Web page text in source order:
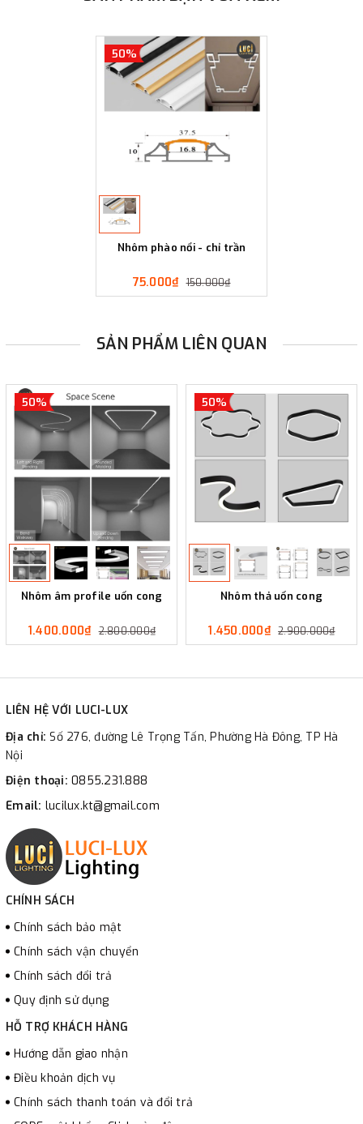
50%
Nhôm phào nổi - chỉ trần
75.000₫ 150.000₫
SẢN PHẨM LIÊN QUAN
50%
Nhôm âm profile uốn cong
1.400.000₫ 2.800.000₫
50%
Nhôm thả uốn cong
1.450.000₫ 2.900.000₫
LIÊN HỆ VỚI LUCI-LUX
Địa chỉ:Số 276, đường Lê Trọng Tấn, Phường Hà Đông, TP Hà
Nội
Điện thoại: 0855.231.888
Email: lucilux.kt@gmail.com
CHÍNH SÁCH
Chính sách bảo mật
Chính sách vận chuyển
Chính sách đổi trả
Quy định sử dụng
HỖ TRỢ KHÁCH HÀNG
Hướng dẫn giao nhận
Điều khoản dịch vụ
Chính sách thanh toán và đổi trả